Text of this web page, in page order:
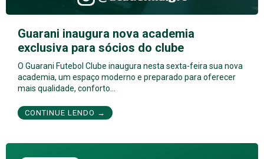
Guarani inaugura nova academia
exclusiva para sócios do clube
O Guarani Futebol Clube inaugura nesta sexta-feira sua nova
academia, um espaço moderno e preparado para oferecer
mais qualidade, conforto…
CONTINUE LENDO →